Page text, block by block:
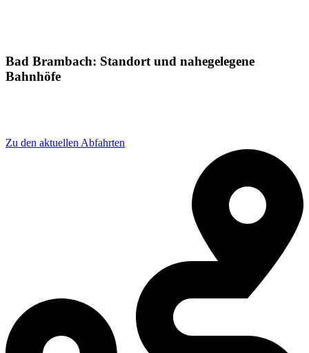
Bad Brambach: Standort und nahegelegene
Bahnhöfe
Zu den aktuellen Abfahrten